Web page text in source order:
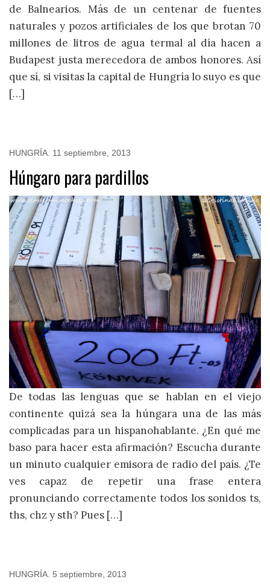
de Balnearios. Más de un centenar de fuentes
naturales y pozos artificiales de los que brotan 70
millones de litros de agua termal al día hacen a
Budapest justa merecedora de ambos honores. Así
que sí, si visitas la capital de Hungría lo suyo es que
[…]
HUNGRÍA 11 septiembre, 2013
Húngaro para pardillos
De todas las lenguas que se hablan en el viejo
continente quizá sea la húngara una de las más
complicadas para un hispanohablante. ¿En qué me
baso para hacer esta afirmación? Escucha durante
un minuto cualquier emisora de radio del país. ¿Te
ves capaz de repetir una frase entera
pronunciando correctamente todos los sonidos ts,
ths, chz y sth? Pues […]
HUNGRÍA 5 septiembre, 2013